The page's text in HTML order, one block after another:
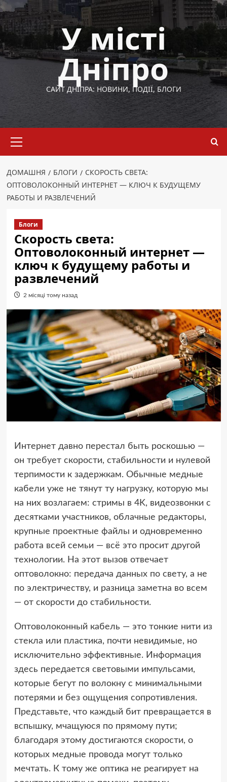
Перейти
до
вмісту
У місті
Дніпро
САЙТ ДНІПРА: НОВИНИ, ПОДІЇ, БЛОГИ
меню
ДОМАШНЯ БЛОГИ
СКОРОСТЬ СВЕТА:
ОПТОВОЛОКОННЫЙ ИНТЕРНЕТ — КЛЮЧ К БУДУЩЕМУ
РАБОТЫ И РАЗВЛЕЧЕНИЙ
Блоги
Скорость света:
Оптоволоконный интернет —
ключ к будущему работы и
развлечений
2 місяці тому назад
Интернет давно перестал быть роскошью —
он требует скорости, стабильности и нулевой
терпимости к задержкам. Обычные медные
кабели уже не тянут ту нагрузку, которую мы
на них возлагаем: стримы в 4K, видеозвонки с
десятками участников, облачные редакторы,
крупные проектные файлы и одновременно
работа всей семьи — всё это просит другой
технологии. На этот вызов отвечает
оптоволокно: передача данных по свету, а не
по электричеству, и разница заметна во всем
— от скорости до стабильности.
Оптоволоконный кабель — это тонкие нити из
стекла или пластика, почти невидимые, но
исключительно эффективные. Информация
здесь передается световыми импульсами,
которые бегут по волокну с минимальными
потерями и без ощущения сопротивления.
Представьте, что каждый бит превращается в
вспышку, мчащуюся по прямому пути;
благодаря этому достигаются скорости, о
которых медные провода могут только
мечтать. К тому же оптика не реагирует на